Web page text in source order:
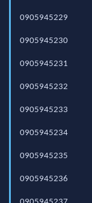
0905945229
0905945230
0905945231
0905945232
0905945233
0905945234
0905945235
0905945236